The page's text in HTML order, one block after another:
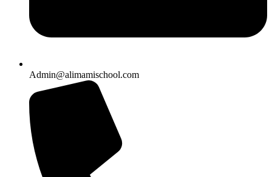
Admin@alimamischool.com